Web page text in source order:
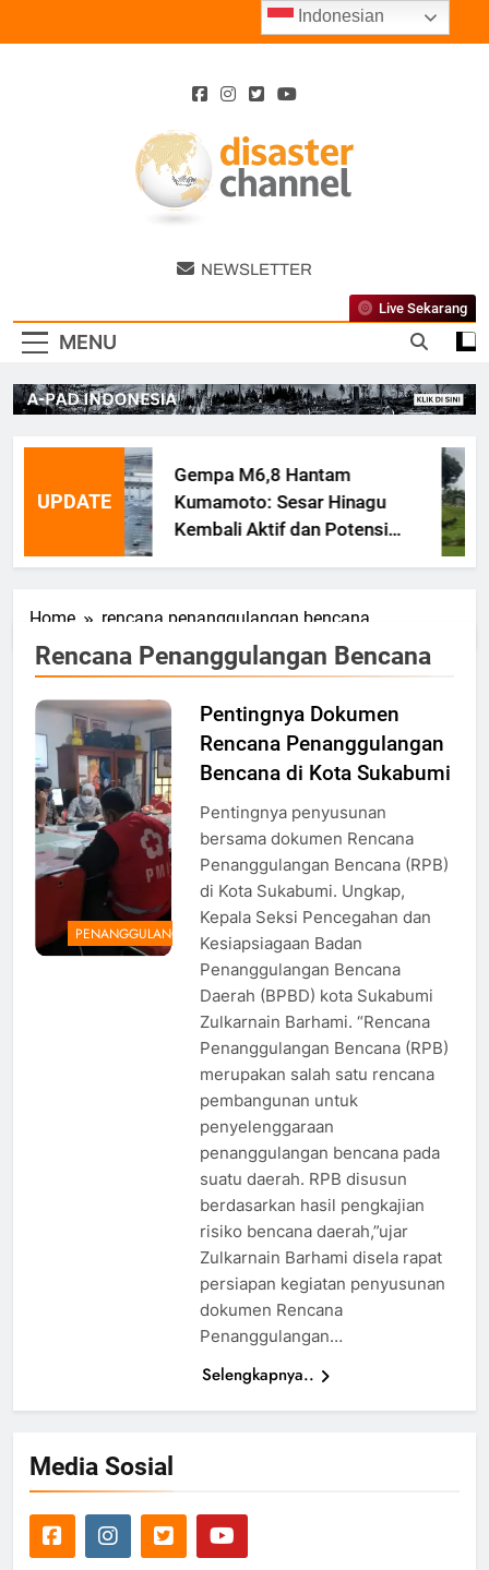
Disaster
Channel
NEWSLETTER
MENU
Live Sekarang
UPDATE
Gempa M6,8 Hantam
Kumamoto: Sesar Hinagu
Kembali Aktif dan Potensi
Gempa Susulan
Home rencana penanggulangan bencana
Rencana Penanggulangan Bencana
PENANGGULANGAN
Pentingnya Dokumen
Rencana Penanggulangan
Bencana di Kota Sukabumi
Pentingnya penyusunan
bersama dokumen Rencana
Penanggulangan Bencana (RPB)
di Kota Sukabumi. Ungkap,
Kepala Seksi Pencegahan dan
Kesiapsiagaan Badan
Penanggulangan Bencana
Daerah (BPBD) kota Sukabumi
Zulkarnain Barhami. “Rencana
Penanggulangan Bencana (RPB)
merupakan salah satu rencana
pembangunan untuk
penyelenggaraan
penanggulangan bencana pada
suatu daerah. RPB disusun
berdasarkan hasil pengkajian
risiko bencana daerah,”ujar
Zulkarnain Barhami disela rapat
persiapan kegiatan penyusunan
dokumen Rencana
Penanggulangan…
Selengkapnya..
Media Sosial
Indonesian